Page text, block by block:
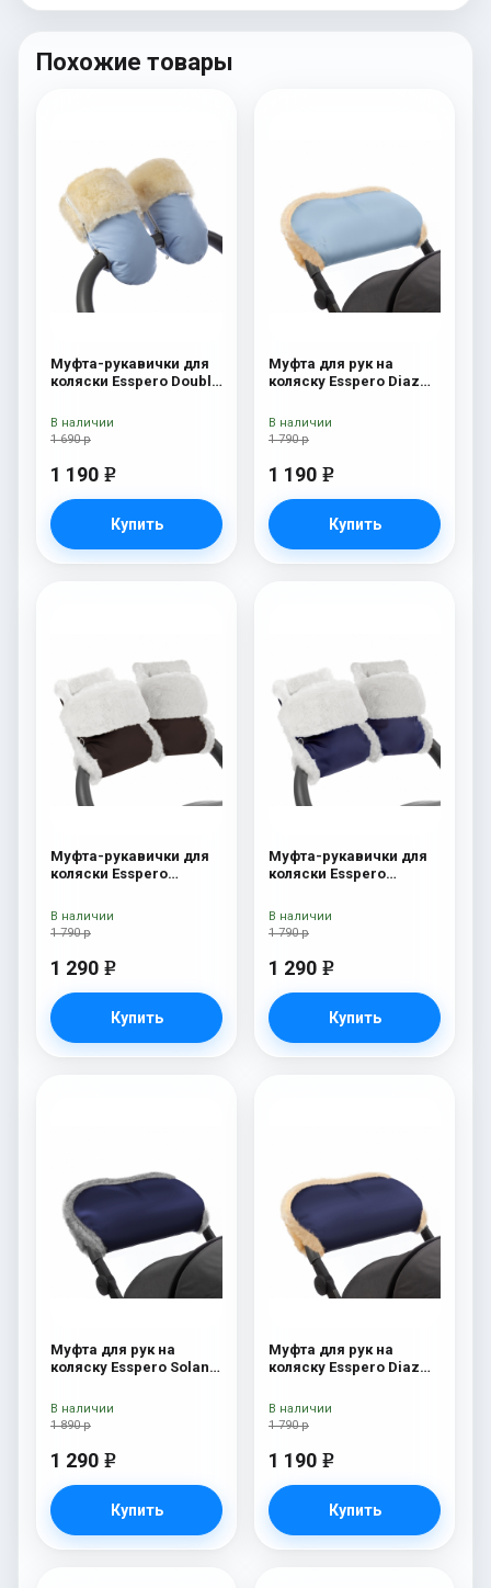
Похожие товары
Муфта-рукавички для
коляски Esspero Double
Blue Mountain
1 690 р
1 190 e
Купить
В наличии
Муфта для рук на
коляску Esspero Diaz
Blue Mountain
1 790 р
1 190 e
Купить
В наличии
Муфта-рукавички для
коляски Esspero
шерсть) Chocolat
1 790 р
1 290 e
Купить
В наличии
Муфта-рукавички для
коляски Esspero
шерсть) Navy
1 790 р
1 290 e
Купить
В наличии
Муфта для рук на
коляску Esspero Solana
Deep Ocean
1 890 р
1 290 e
Купить
В наличии
Муфта для рук на
коляску Esspero Diaz
Navy
1 790 р
1 190 e
Купить
В наличии